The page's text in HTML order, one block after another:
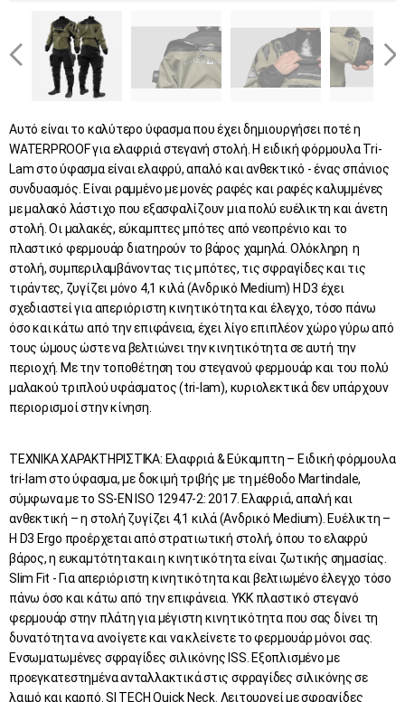
Αυτό είναι το καλύτερο ύφασμα που έχει δημιουργήσει ποτέ η
WATERPROOF για ελαφριά στεγανή στολή. Η ειδική φόρμουλα Tri-
Lam στο ύφασμα είναι ελαφρύ, απαλό και ανθεκτικό - ένας σπάνιος
συνδυασμός. Είναι ραμμένο με μονές ραφές και ραφές καλυμμένες
με μαλακό λάστιχο που εξασφαλίζουν μια πολύ ευέλικτη και άνετη
στολή. Οι μαλακές, εύκαμπτες μπότες από νεοπρένιο και το
πλαστικό φερμουάρ διατηρούν το βάρος χαμηλά. Oλόκληρη η
στολή, συμπεριλαμβάνοντας τις μπότες, τις σφραγίδες και τις
τιράντες, ζυγίζει μόνο 4,1 κιλά (Ανδρικό Μedium) Η D3 έχει
σχεδιαστεί για απεριόριστη κινητικότητα και έλεγχο, τόσο πάνω
όσο και κάτω από την επιφάνεια, έχει λίγο επιπλέον χώρο γύρω από
τους ώμους ώστε να βελτιώνει την κινητικότητα σε αυτή την
περιοχή. Με την τοποθέτηση του στεγανού φερμουάρ και του πολύ
μαλακού τριπλού υφάσματος (tri-lam), κυριολεκτικά δεν υπάρχουν
περιορισμοί στην κίνηση.
ΤΕΧΝΙΚΑ ΧΑΡΑΚΤΗΡΙΣΤΙΚΑ: Ελαφριά & Εύκαμπτη – Ειδική φόρμουλα
tri-lam στο ύφασμα, με δοκιμή τριβής με τη μέθοδο Martindale,
σύμφωνα με το SS-EN ISO 12947-2: 2017. Ελαφριά, απαλή και
ανθεκτική – η στολή ζυγίζει 4,1 κιλά (Ανδρικό Medium). Ευέλικτη –
Η D3 Ergo προέρχεται από στρατιωτική στολή, όπου το ελαφρύ
βάρος, η ευκαμτότητα και η κινητικότητα είναι ζωτικής σημασίας.
Slim Fit - Για απεριόριστη κινητικότητα και βελτιωμένο έλεγχο τόσο
πάνω όσο και κάτω από την επιφάνεια. YKK πλαστικό στεγανό
φερμουάρ στην πλάτη για μέγιστη κινητικότητα που σας δίνει τη
δυνατότητα να ανοίγετε και να κλείνετε το φερμουάρ μόνοι σας.
Ενσωματωμένες σφραγίδες σιλικόνης ISS. Εξοπλισμένο με
προεγκατεστημένα ανταλλακτικά στις σφραγίδες σιλικόνης σε
λαιμό και καρπό. SI TECH Quick Neck. Λειτουργεί με σφραγίδες